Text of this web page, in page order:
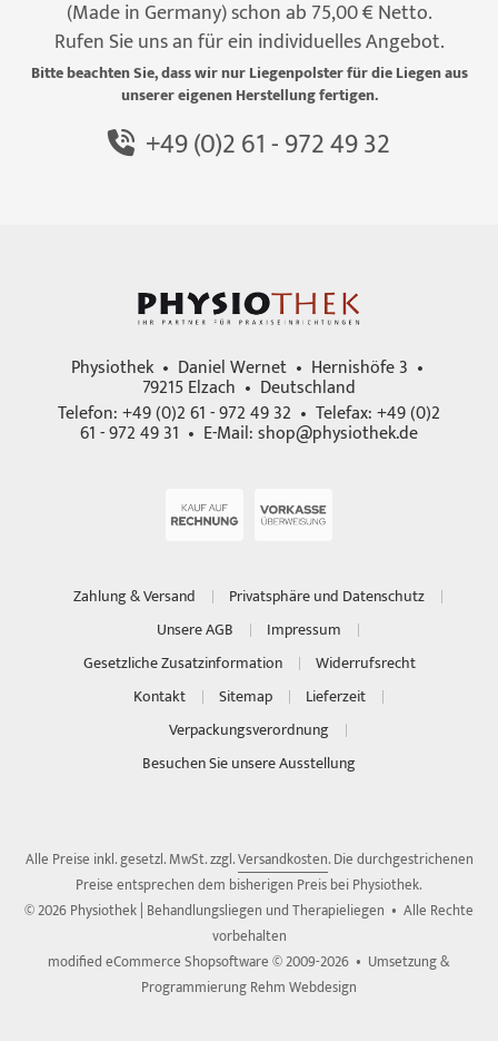
(Made in Germany) schon ab 75,00 € Netto.
Rufen Sie uns an für ein individuelles Angebot.
Bitte beachten Sie, dass wir nur Liegenpolster für die Liegen aus
unserer eigenen Herstellung fertigen.
+49 (0)2 61 - 972 49 32
Physiothek • Daniel Wernet • Hernishöfe 3 •
79215 Elzach • Deutschland
Telefon: +49 (0)2 61 - 972 49 32 • Telefax: +49 (0)2
61 - 972 49 31 • E-Mail:shop@physiothek.de
Zahlung & Versand
Privatsphäre und Datenschutz
Unsere AGB
Impressum
Gesetzliche Zusatzinformation
Widerrufsrecht
Kontakt
Sitemap
Lieferzeit
Verpackungsverordnung
Besuchen Sie unsere Ausstellung
Alle Preise inkl. gesetzl. MwSt. zzgl.Versandkosten. Die durchgestrichenen
Preise entsprechen dem bisherigen Preis bei Physiothek.
© 2026 Physiothek | Behandlungsliegen und Therapieliegen • Alle Rechte
vorbehalten
modified eCommerce Shopsoftware © 2009-2026 • Umsetzung &
Programmierung Rehm Webdesign